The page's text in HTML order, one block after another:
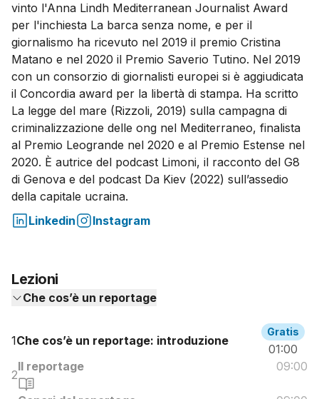
vinto l'Anna Lindh Mediterranean Journalist Award
per l'inchiesta La barca senza nome, e per il
giornalismo ha ricevuto nel 2019 il premio Cristina
Matano e nel 2020 il Premio Saverio Tutino. Nel 2019
con un consorzio di giornalisti europei si è aggiudicata
il Concordia award per la libertà di stampa. Ha scritto
La legge del mare (Rizzoli, 2019) sulla campagna di
criminalizzazione delle ong nel Mediterraneo, finalista
al Premio Leogrande nel 2020 e al Premio Estense nel
2020. È autrice del podcast Limoni, il racconto del G8
di Genova e del podcast Da Kiev (2022) sull’assedio
della capitale ucraina.
Linkedin
Instagram
Lezioni
Che cos’è un reportage
1Che cos’è un reportage: introduzione
Gratis
01:00
2
Il reportage 09:00